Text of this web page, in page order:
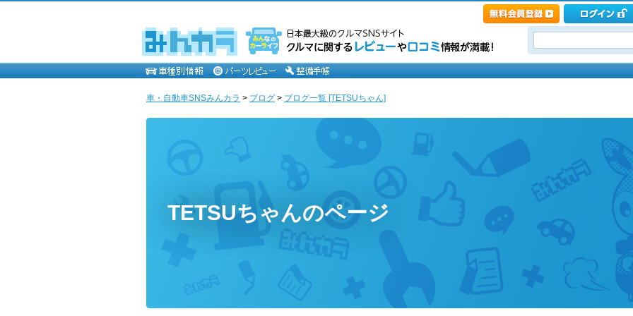
車・自動車SNSみんカラ > ブログ > ブログ一覧 [TETSUちゃん]
TETSUちゃんのページ